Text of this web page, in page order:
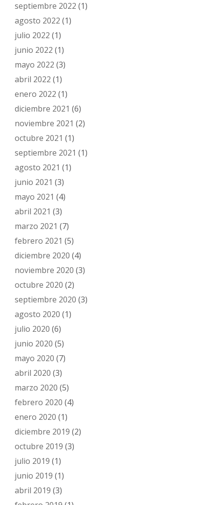
septiembre 2022 (1)
agosto 2022 (1)
julio 2022 (1)
junio 2022 (1)
mayo 2022 (3)
abril 2022 (1)
enero 2022 (1)
diciembre 2021 (6)
noviembre 2021 (2)
octubre 2021 (1)
septiembre 2021 (1)
agosto 2021 (1)
junio 2021 (3)
mayo 2021 (4)
abril 2021 (3)
marzo 2021 (7)
febrero 2021 (5)
diciembre 2020 (4)
noviembre 2020 (3)
octubre 2020 (2)
septiembre 2020 (3)
agosto 2020 (1)
julio 2020 (6)
junio 2020 (5)
mayo 2020 (7)
abril 2020 (3)
marzo 2020 (5)
febrero 2020 (4)
enero 2020 (1)
diciembre 2019 (2)
octubre 2019 (3)
julio 2019 (1)
junio 2019 (1)
abril 2019 (3)